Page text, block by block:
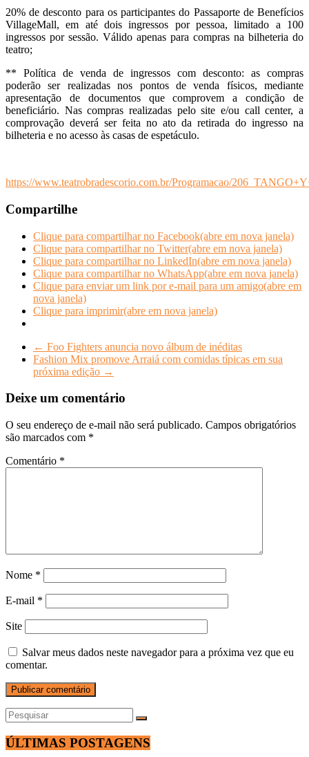
20% de desconto para os participantes do Passaporte de Benefícios
VillageMall, em até dois ingressos por pessoa, limitado a 100
ingressos por sessão. Válido apenas para compras na bilheteria do
teatro;
** Política de venda de ingressos com desconto: as compras
poderão ser realizadas nos pontos de venda físicos, mediante
apresentação de documentos que comprovem a condição de
beneficiário. Nas compras realizadas pelo site e/ou call center, a
comprovação deverá ser feita no ato da retirada do ingresso na
bilheteria e no acesso às casas de espetáculo.
https://www.teatrobradescorio.com.br/Programacao/
Compartilhe
Clique para compartilhar no Facebook(abre em nova janela)
Clique para compartilhar no Twitter(abre em nova janela)
Clique para compartilhar no LinkedIn(abre em nova janela)
Clique para compartilhar no WhatsApp(abre em nova janela)
Clique para enviar um link por e-mail para um amigo(abre em
nova janela)
Clique para imprimir(abre em nova janela)
← Foo Fighters anuncia novo álbum de inéditas
Fashion Mix promove Arraiá com comidas típicas em sua
próxima edição →
Deixe um comentário
O seu endereço de e-mail não será publicado. Campos obrigatórios
são marcados com *
Comentário *
Nome *
E-mail *
Site
Salvar meus dados neste navegador para a próxima vez que eu
comentar.
ÚLTIMAS POSTAGENS